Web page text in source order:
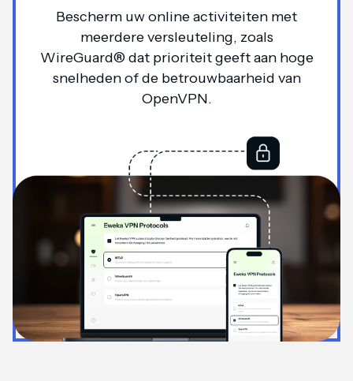
Bescherm uw online activiteiten met
meerdere versleuteling, zoals
WireGuard® dat prioriteit geeft aan hoge
snelheden of de betrouwbaarheid van
OpenVPN.